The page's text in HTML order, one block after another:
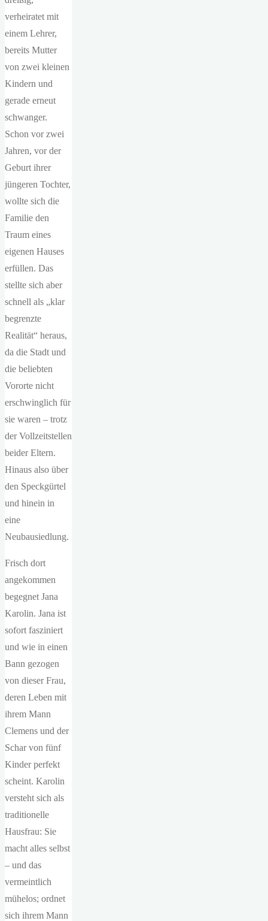
verheiratet mit
einem Lehrer,
bereits Mutter
von zwei kleinen
Kindern und
gerade erneut
schwanger.
Schon vor zwei
Jahren, vor der
Geburt ihrer
jüngeren Tochter,
wollte sich die
Familie den
Traum eines
eigenen Hauses
erfüllen. Das
stellte sich aber
schnell als „klar
begrenzte
Realität“ heraus,
da die Stadt und
die beliebten
Vororte nicht
erschwinglich für
sie waren – trotz
der Vollzeitstellen
beider Eltern.
Hinaus also über
den Speckgürtel
und hinein in
eine
Neubausiedlung.
Frisch dort
angekommen
begegnet Jana
Karolin. Jana ist
sofort fasziniert
und wie in einen
Bann gezogen
von dieser Frau,
deren Leben mit
ihrem Mann
Clemens und der
Schar von fünf
Kinder perfekt
scheint. Karolin
versteht sich als
traditionelle
Hausfrau: Sie
macht alles selbst
– und das
vermeintlich
mühelos; ordnet
sich ihrem Mann